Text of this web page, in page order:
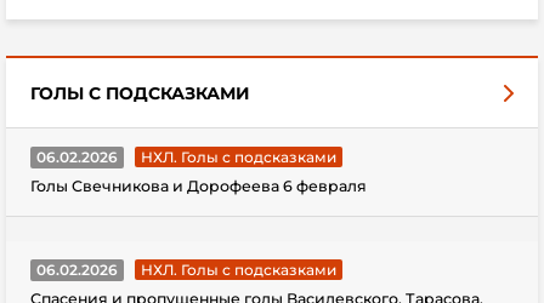
ГОЛЫ С ПОДСКАЗКАМИ
06.02.2026
НХЛ. Голы с подсказками
Голы Свечникова и Дорофеева 6 февраля
06.02.2026
НХЛ. Голы с подсказками
Спасения и пропущенные голы Василевского, Тарасова,